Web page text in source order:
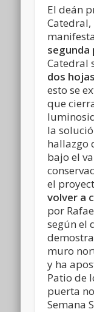
El deán
Catedral,
segunda
Catedral
dos hojas
esto se
que
la
hallazgo
bajo el
el
volver a
por
según el
muro
y ha
Patio de
puerta
Semana